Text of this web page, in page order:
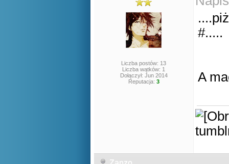
Liczba postów: 13
Liczba wątków: 1
Dołączył: Jun 2014
Reputacja: 3
#.....
A